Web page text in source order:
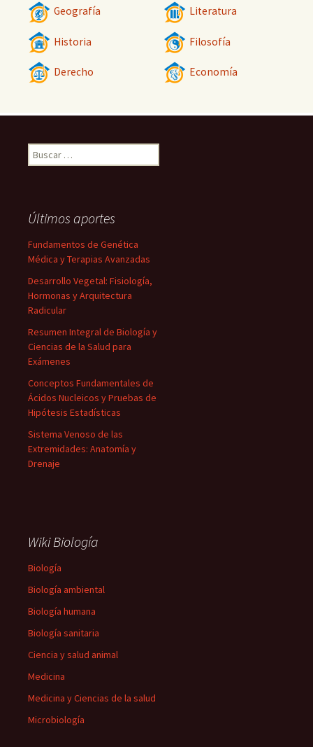
Geografía Literatura
Historia Filosofía
Derecho Economía
Buscar:
Últimos aportes
Fundamentos de Genética
Médica y Terapias Avanzadas
Desarrollo Vegetal: Fisiología,
Hormonas y Arquitectura
Radicular
Resumen Integral de Biología y
Ciencias de la Salud para
Exámenes
Conceptos Fundamentales de
Ácidos Nucleicos y Pruebas de
Hipótesis Estadísticas
Sistema Venoso de las
Extremidades: Anatomía y
Drenaje
Wiki Biología
Biología
Biología ambiental
Biología humana
Biología sanitaria
Ciencia y salud animal
Medicina
Medicina y Ciencias de la salud
Microbiología